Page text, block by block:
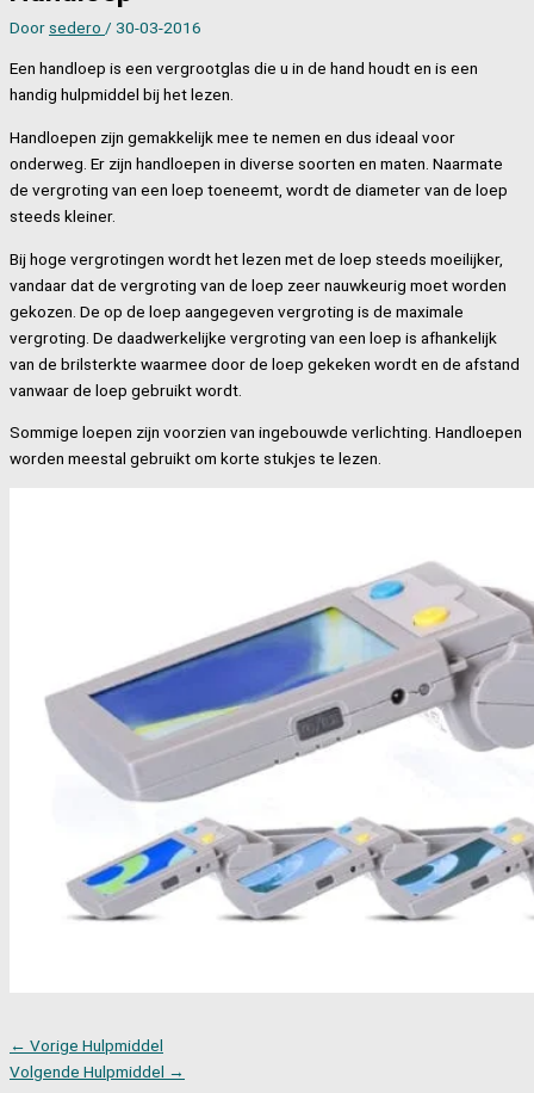
Door sedero / 30-03-2016
Een handloep is een vergrootglas die u in de hand houdt en is een
handig hulpmiddel bij het lezen.
Handloepen zijn gemakkelijk mee te nemen en dus ideaal voor
onderweg. Er zijn handloepen in diverse soorten en maten. Naarmate
de vergroting van een loep toeneemt, wordt de diameter van de loep
steeds kleiner.
Bij hoge vergrotingen wordt het lezen met de loep steeds moeilijker,
vandaar dat de vergroting van de loep zeer nauwkeurig moet worden
gekozen. De op de loep aangegeven vergroting is de maximale
vergroting. De daadwerkelijke vergroting van een loep is afhankelijk
van de brilsterkte waarmee door de loep gekeken wordt en de afstand
vanwaar de loep gebruikt wordt.
Sommige loepen zijn voorzien van ingebouwde verlichting. Handloepen
worden meestal gebruikt om korte stukjes te lezen.
← Vorige Hulpmiddel
Volgende Hulpmiddel →